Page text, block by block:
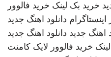
خرید بک لینک خرید فالوور
اینستاگرام دانلود اهنگ جدید
اهنگ جدید دانلود اهنگ جدید
خرید فالوور لایک کامنت